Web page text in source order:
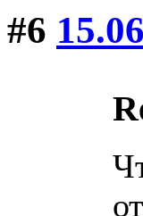
#6